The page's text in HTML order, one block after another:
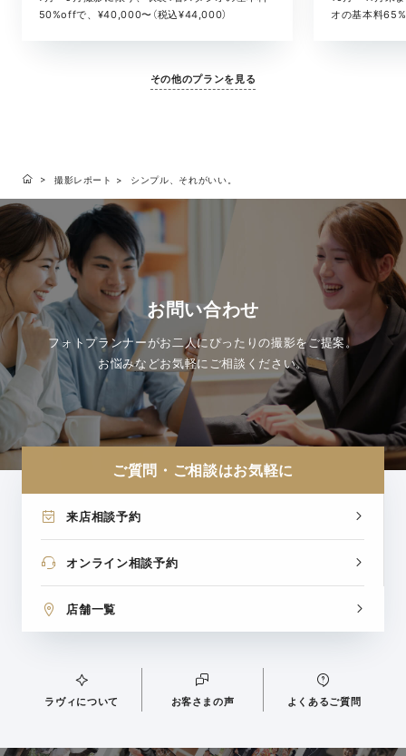
50%offで、¥40,000〜（税込¥44,000）
オの基本料
その他のプランを見る
撮影レポート シンプル、それがいい。
お問い合わせ
フォトプランナーがお二人にぴったりの撮影をご提案。
お悩みなどお気軽にご相談ください。
ご質問・ご相談はお気軽に
来店相談予約
オンライン相談予約
店舗一覧
ラヴィについて お客さまの声 よくあるご質問